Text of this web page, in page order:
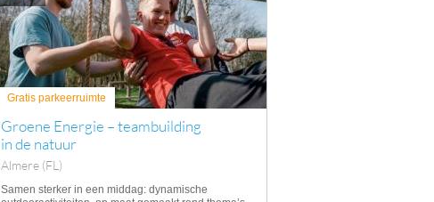
Gratis parkeerruimte
Groene Energie – teambuilding
in de natuur
Almere (FL)
Samen sterker in een middag: dynamische